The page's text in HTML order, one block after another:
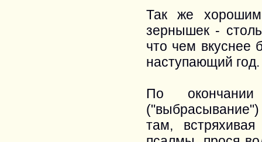
Так же хорошим
зернышек -
что чем вкуснее
наступающий год.
По
там,